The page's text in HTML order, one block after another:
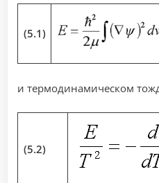
(5.1)
и термодинамическом
(5.2)